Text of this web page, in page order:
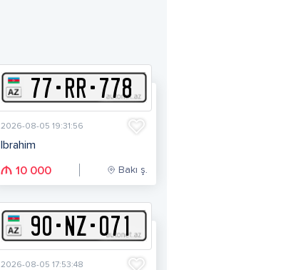
77-RR-778
2026-08-05 19:31:56
Ibrahim
10 000 Bakı ş.
90-NZ-071
2026-08-05 17:53:48